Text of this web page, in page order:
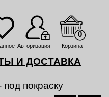
Авторизация Корзина
0
И ДОСТАВКА
покраску